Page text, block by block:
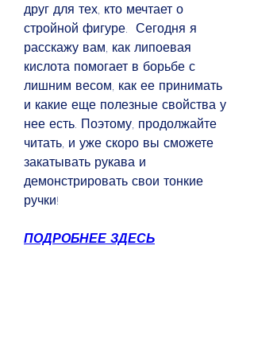
друг для тех, кто мечтает о
стройной фигуре.  Сегодня я
расскажу вам, как липоевая
кислота помогает в борьбе с
лишним весом, как ее принимать
и какие еще полезные свойства у
нее есть. Поэтому, продолжайте
читать, и уже скоро вы сможете
закатывать рукава и
демонстрировать свои тонкие
ручки!
ПОДРОБНЕЕ ЗДЕСЬ